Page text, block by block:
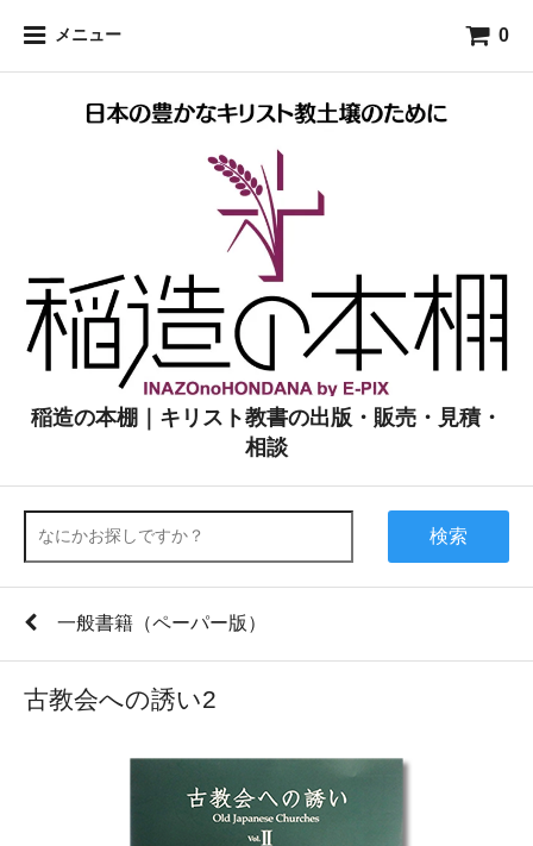
メニュー 0
稲造の本棚｜キリスト教書の出版・販売・見積・
相談
検索
一般書籍（ペーパー版）
古教会への誘い2